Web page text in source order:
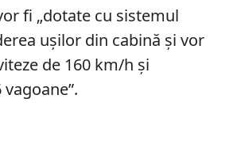
fi „dotate cu sistemul
uşilor din cabină şi vor
de 160 km/h şi